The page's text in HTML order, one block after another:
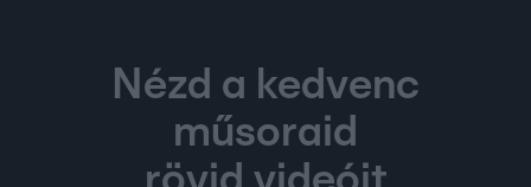
Nézd a kedvenc
műsoraid